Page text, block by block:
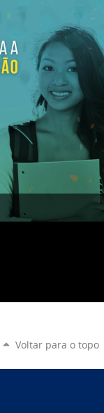
Voltar para o topo